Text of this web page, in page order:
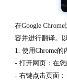
在Google
容并进行翻译。
1. 使用Chrome的
- 打开网页：在
- 右键点击页面